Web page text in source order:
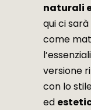
naturali
qui ci
come
versione
con lo
ed